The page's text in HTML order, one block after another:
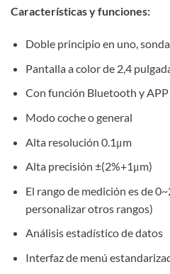
Características y funciones:
Doble principio en uno,
Pantalla a color de 2,4
Con función Bluetooth y APP
Modo coche o general
Alta resolución 0.1μm
Alta precisión ±(2%+1μm)
El rango de medición es de
personalizar otros rangos)
Análisis estadístico de datos
Interfaz de menú